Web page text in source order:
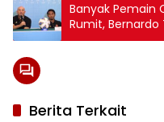
Banyak Pemain
Rumit, Bernardo
Sabah FC
Berita Terkait